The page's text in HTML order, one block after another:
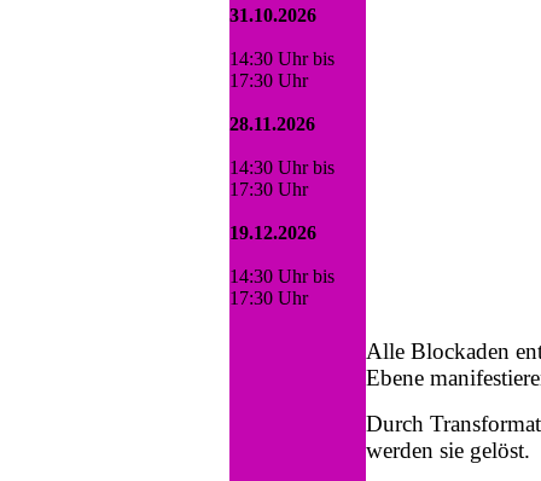
31.10.2026
14:30 Uhr bis
17:30 Uhr
28.11.2026
14:30 Uhr bis
17:30 Uhr
19.12.2026
14:30 Uhr bis
17:30 Uhr
Alle Blockaden
Ebene
Durch
werden sie gelöst.